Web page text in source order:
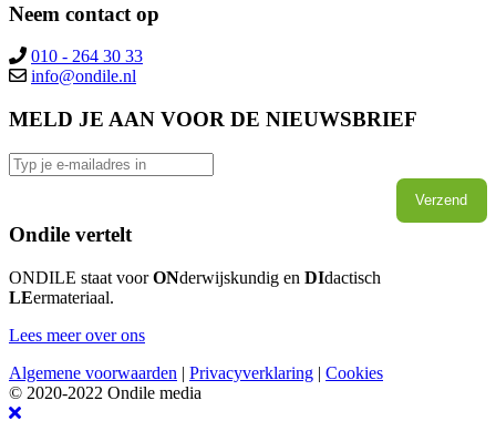
Neem contact op
010 - 264 30 33
MELD JE AAN VOOR DE NIEUWSBRIEF
Verzend
Ondile vertelt
ONDILE staat voorONderwijskundig en DIdactisch
LEermateriaal.
Lees meer over ons
Algemene voorwaarden | Privacyverklaring | Cookies
© 2020-2022 Ondile media